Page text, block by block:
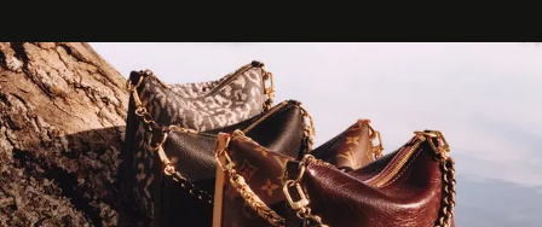
sculpture.